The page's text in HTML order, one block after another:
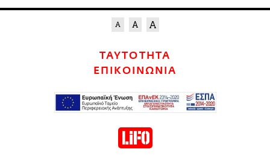
ΤΑΥΤΟΤΗΤΑ
ΕΠΙΚΟΙΝΩΝΙΑ